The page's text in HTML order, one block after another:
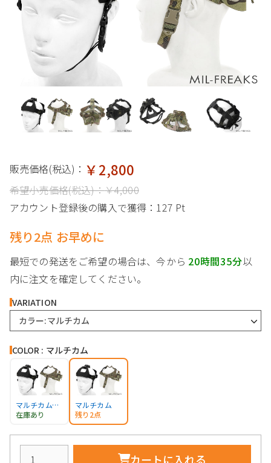
販売価格(税込)： ￥2,800
希望小売価格(税込)：￥4,000
アカウント登録後の購入で獲得： 127 Pt
残り2点 お早めに
最短での発送をご希望の場合は、今から 20時間35分以
内に注文を確定してください。
VARIATION
カラー:マルチカム
COLOR : マルチカム
マルチカムブラック
在庫あり
マルチカム
残り2点
カートに入れる